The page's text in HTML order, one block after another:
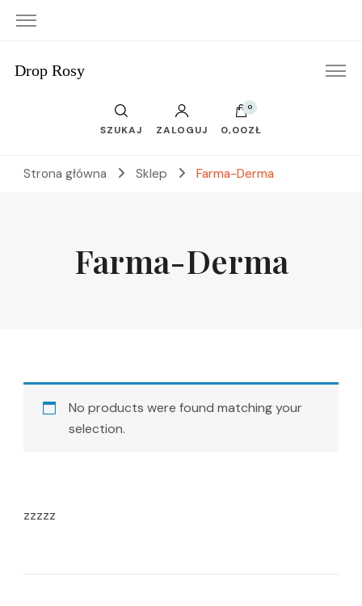
Drop Rosy
SZUKAJ ZALOGUJ
0
0,00ZŁ
Strona główna Sklep Farma-Derma
Farma-Derma
No products were found matching your
selection.
zzzzz